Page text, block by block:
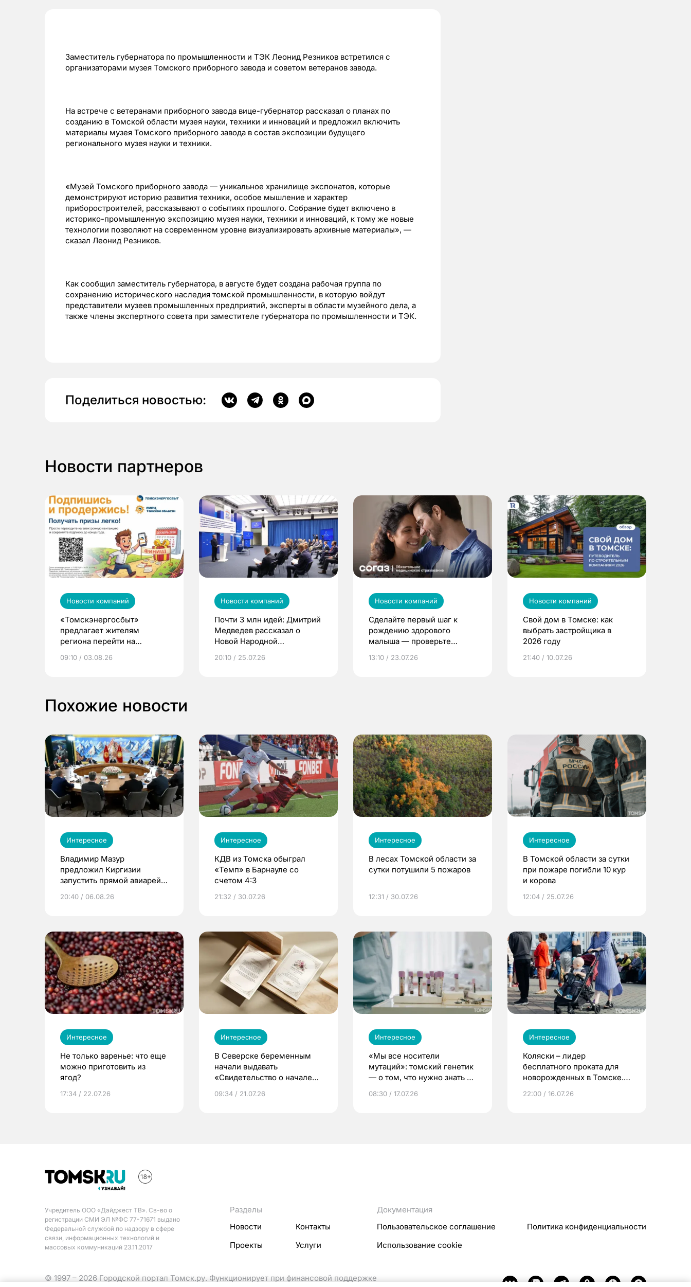
Заместитель губернатора по промышленности и ТЭК Леонид Резников встретился с
организаторами музея Томского приборного завода и советом ветеранов завода.
На встрече с ветеранами приборного завода вице-губернатор рассказал о планах по
созданию в Томской области музея науки, техники и инноваций и предложил включить
материалы музея Томского приборного завода в состав экспозиции будущего
регионального музея науки и техники.
«Музей Томского приборного завода — уникальное хранилище экспонатов, которые
демонстрируют историю развития техники, особое мышление и характер
приборостроителей, рассказывают о событиях прошлого. Собрание будет включено в
историко-промышленную экспозицию музея науки, техники и инноваций, к тому же новые
технологии позволяют на современном уровне визуализировать архивные материалы», —
сказал Леонид Резников.
Как сообщил заместитель губернатора, в августе будет создана рабочая группа по
сохранению исторического наследия томской промышленности, в которую войдут
представители музеев промышленных предприятий, эксперты в области музейного дела, а
также члены экспертного совета при заместителе губернатора по промышленности и ТЭК.
Поделиться новостью:
Новости партнеров
Новости компаний
«Томскэнергосбыт»
предлагает жителям
региона перейти на
выиграть призы
09:10 / 03.08.26
Новости компаний
Почти 3 млн идей: Дмитрий
Медведев рассказал о
Новой Народной
20:10 / 25.07.26
Новости компаний
Сделайте первый шаг к
рождению здорового
малыша — проверьте
по ОМС!
13:10 / 23.07.26
Новости компаний
Свой дом в Томске: как
выбрать застройщика в
2026 году
21:40 / 10.07.26
Похожие новости
Интересное
Владимир Мазур
предложил Киргизии
запустить прямой авиарейс
20:40 / 06.08.26
Интересное
КДВ из Томска обыграл
«Темп» в Барнауле со
счетом 4:3
21:32 / 30.07.26
Интересное
В лесах Томской области за
сутки потушили 5 пожаров
12:31 / 30.07.26
Интересное
В Томской области за сутки
при пожаре погибли 10 кур
и корова
12:04 / 25.07.26
Интересное
Не только варенье: что еще
можно приготовить из
ягод?
17:34 / 22.07.26
Интересное
В Северске беременным
начали выдавать
«Свидетельство о начале
09:34 / 21.07.26
Интересное
«Мы все носители
мутаций»: томский генетик
— о том, что нужно знать до
08:30 / 17.07.26
Интересное
Коляски – лидер
бесплатного проката для
новорожденных в Томске.
22:00 / 16.07.26
Учредитель ООО «Дайджест ТВ». Св-во о
регистрации СМИ ЭЛ №ФС 77-71671 выдано
Федеральной службой по надзору в сфере
связи, информационных технологий и
массовых коммуникаций 23.11.2017
Разделы
Новости
Контакты
Проекты
Услуги
Документация
Пользовательское соглашение
Политика конфиденциальности
Использование cookie
© 1997 – 2026 Городской портал Томск.ру. Функционирует при финансовой поддержке